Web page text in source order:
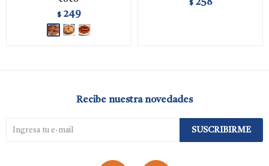
$ 249
$ 258
Recibe nuestra novedades
SUSCRIBIRME